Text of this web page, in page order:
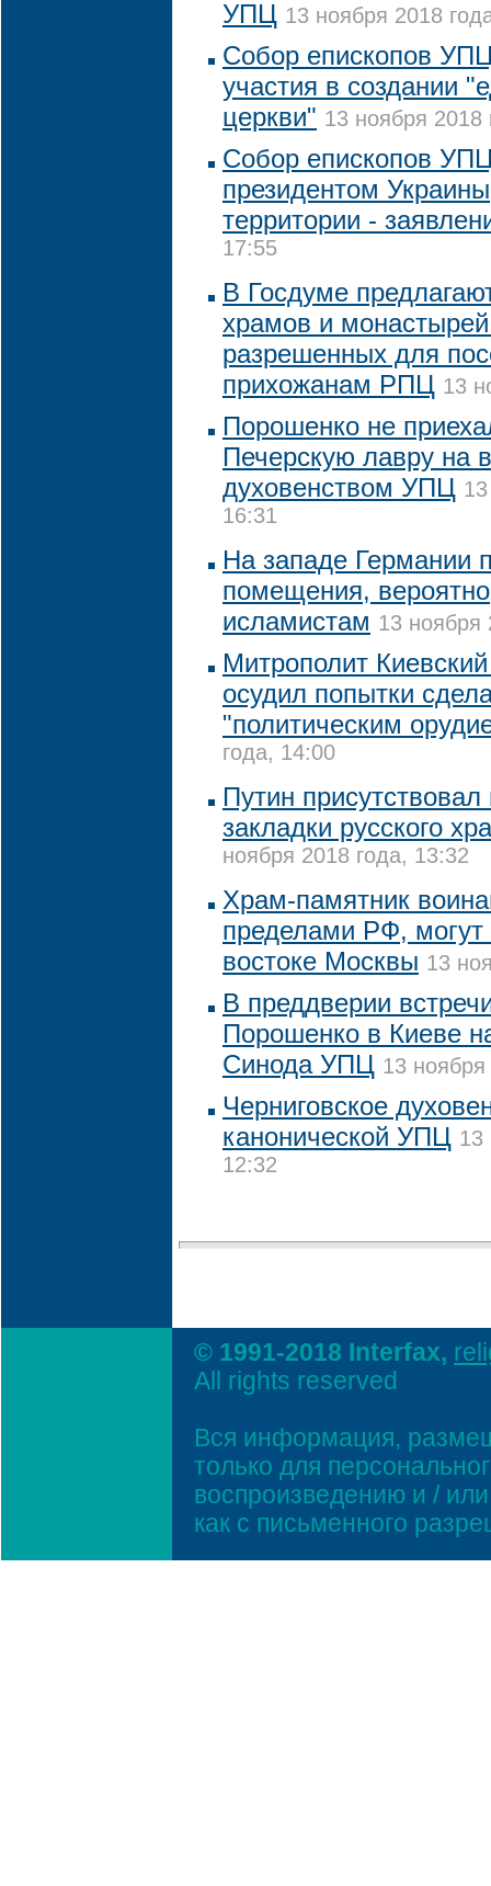
УПЦ 13 ноября 2018
Собор епископов
участия в создании
церкви" 13 ноября 2018
Собор епископов УПЦ
президентом
территории -
17:55
В Госдуме
храмов и
разрешенных для
прихожанам РПЦ 13
Порошенко не
Печерскую лавру на
духовенством УПЦ
16:31
На западе Германии
помещения,
исламистам 13 ноября
Митрополит
осудил попытки
"политическим
года, 14:00
Путин
закладки русского
ноября 2018 года, 13:32
Храм-памятник
пределами РФ, могут
востоке Москвы 13
В преддверии
Порошенко в Киеве
Синода УПЦ 13
Черниговское
канонической УПЦ 13
12:32
© 1991-2018 Interfax,
All rights reserved
Вся информация,
только для
воспроизведению и /
как с письменного